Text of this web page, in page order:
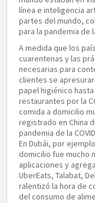
línea e inteligencia
partes del mundo,
para la pandemia de
A medida que los
cuarentenas y las
necesarias para
clientes se
papel higiénico
restaurantes por la
comida a domicilio
registrado en China
pandemia de la
En Dubái, por
domicilio fue mucho
aplicaciones y
UberEats, Talabat,
ralentizó la hora de
del consumo de